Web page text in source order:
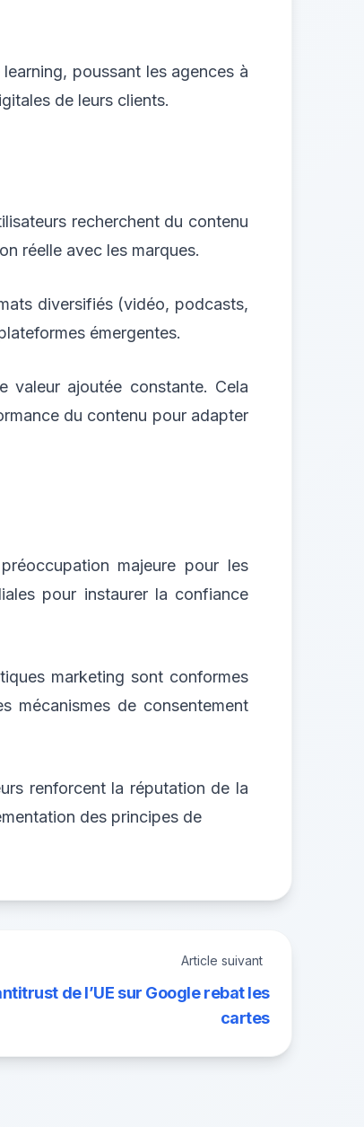
poussant les agences à
de leurs clients.
recherchent du contenu
réelle avec les marques.
diversifiés (vidéo, podcasts,
émergentes.
valeur ajoutée constante. Cela
du contenu pour adapter
majeure pour les
pour instaurer la confiance
marketing sont conformes
mécanismes de consentement
renforcent la réputation de la
des principes de
Article suivant
de l’UE sur Google rebat les
cartes